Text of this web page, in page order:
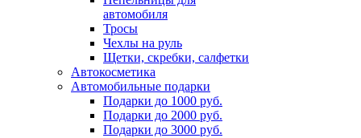
автомобиля
Тросы
Чехлы на руль
Щетки, скребки, салфетки
Автокосметика
Автомобильные подарки
Подарки до 1000 руб.
Подарки до 2000 руб.
Подарки до 3000 руб.